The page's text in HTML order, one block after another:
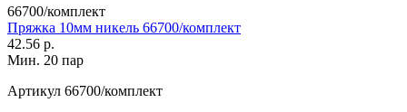
66700/комплект
Пряжка 10мм никель 66700/комплект
42.56 р.
Мин. 20 пар
Артикул 66700/комплект